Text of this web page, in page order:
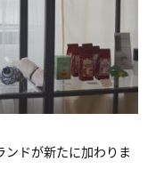
ドが新たに加わりま